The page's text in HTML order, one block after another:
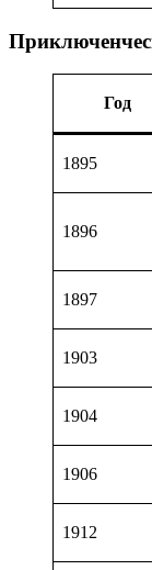
Год
1895
1896
1897
1903
1904
1906
1912